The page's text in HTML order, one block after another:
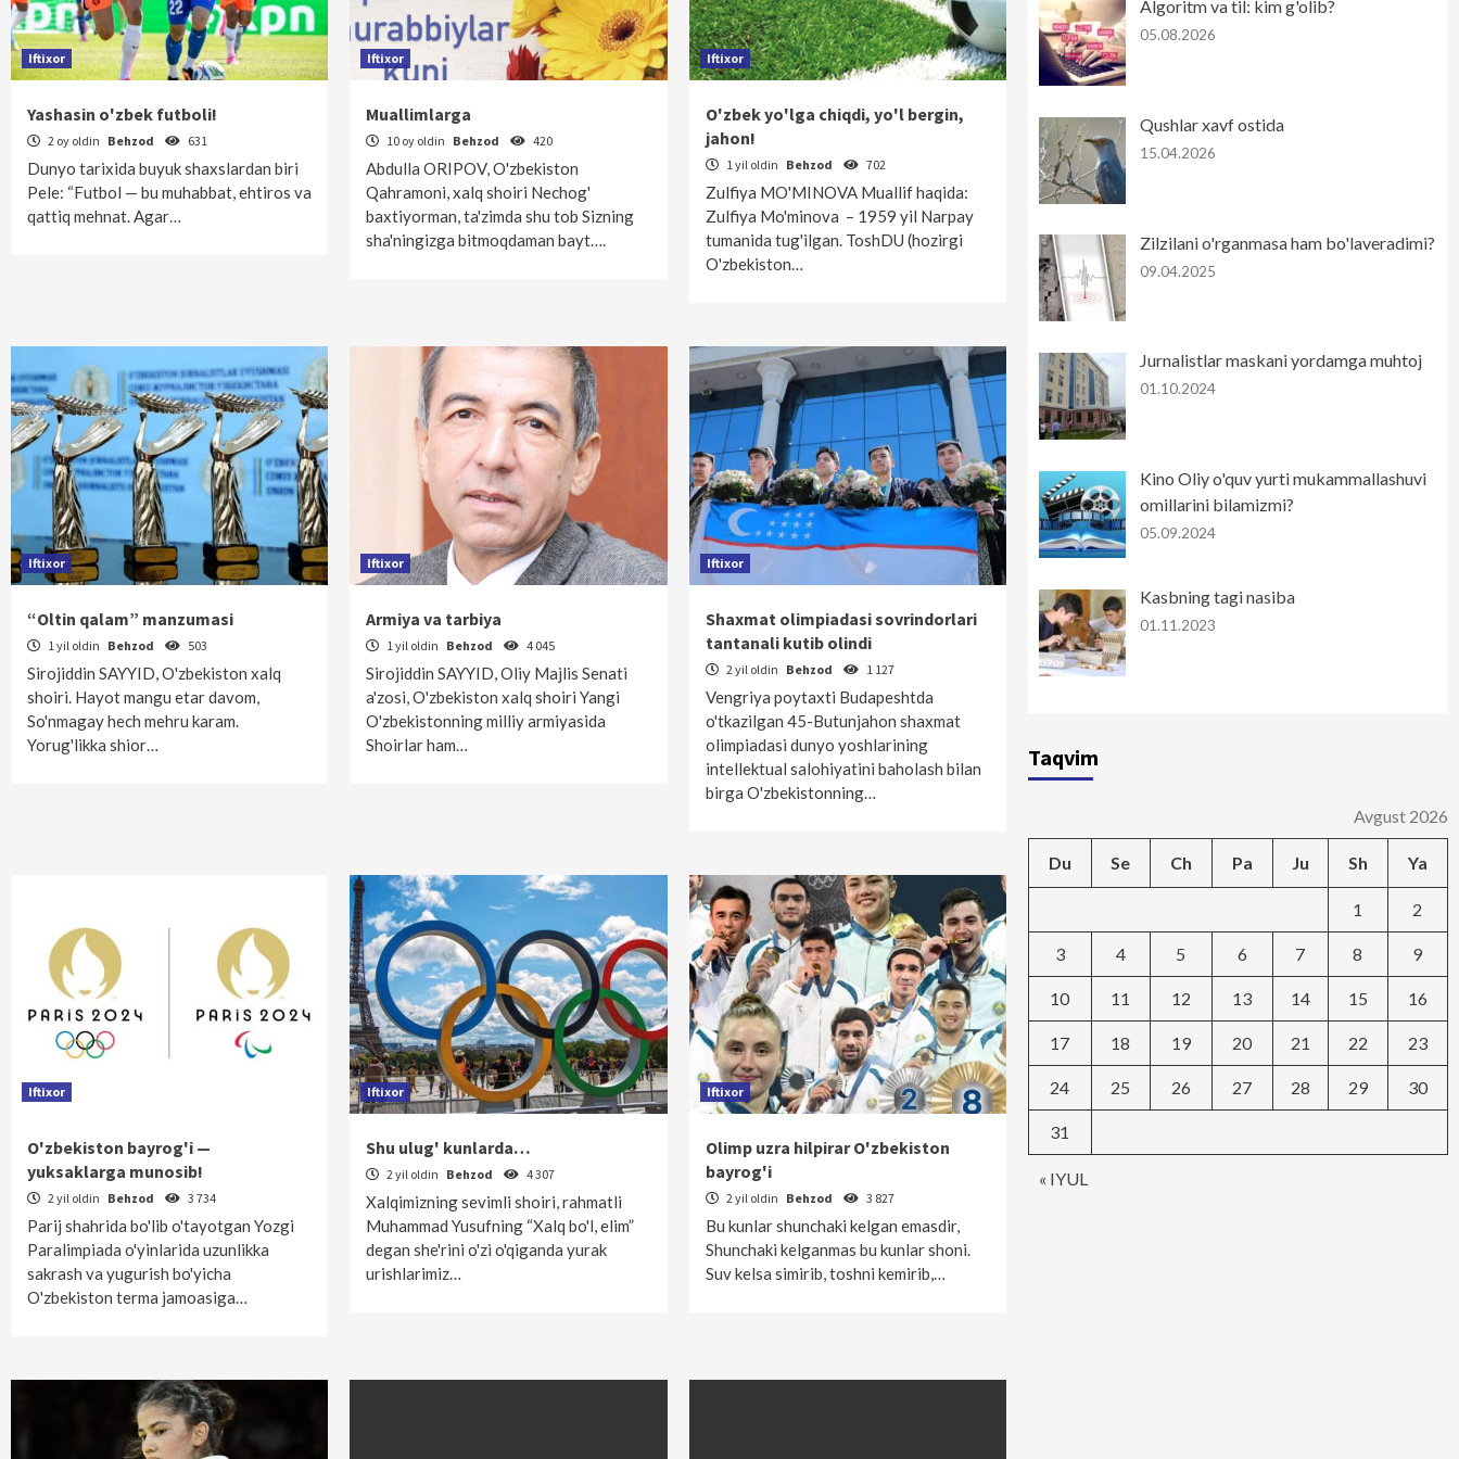
Iftixor
Yashasin o'zbek futboli!
2 oy oldin Behzod 631
Dunyo tarixida buyuk shaxslardan biri
Pele: “Futbol — bu muhabbat, ehtiros va
qattiq mehnat. Agar…
Iftixor
Muallimlarga
10 oy oldin Behzod 420
Abdulla ORIPOV, O'zbekiston
Qahramoni, xalq shoiri Nechog'
baxtiyorman, ta'zimda shu tob Sizning
sha'ningizga bitmoqdaman bayt….
Iftixor
O'zbek yo'lga chiqdi, yo'l bergin,
jahon!
1 yil oldin Behzod 702
Zulfiya MO'MINOVA Muallif haqida:
Zulfiya Mo'minova – 1959 yil Narpay
tumanida tug'ilgan. ToshDU (hozirgi
O'zbekiston…
Iftixor
“Oltin qalam” manzumasi
1 yil oldin Behzod 503
Sirojiddin SAYYID, O'zbekiston xalq
shoiri. Hayot mangu etar davom,
So'nmagay hech mehru karam.
Yorug'likka shior…
Iftixor
Armiya va tarbiya
1 yil oldin Behzod 4 045
Sirojiddin SAYYID, Oliy Majlis Senati
a'zosi, O'zbekiston xalq shoiri Yangi
O'zbekistonning milliy armiyasida
Shoirlar ham…
Iftixor
Shaxmat olimpiadasi sovrindorlari
tantanali kutib olindi
2 yil oldin Behzod 1 127
Vengriya poytaxti Budapeshtda
o'tkazilgan 45-Butunjahon shaxmat
olimpiadasi dunyo yoshlarining
intellektual salohiyatini baholash bilan
birga O'zbekistonning…
Iftixor
O'zbekiston bayrog'i —
yuksaklarga munosib!
2 yil oldin Behzod 3 734
Parij shahrida bo'lib o'tayotgan Yozgi
Paralimpiada o'yinlarida uzunlikka
sakrash va yugurish bo'yicha
O'zbekiston terma jamoasiga…
Iftixor
Shu ulug' kunlarda…
2 yil oldin Behzod 4 307
Xalqimizning sevimli shoiri, rahmatli
Muhammad Yusufning “Xalq bo'l, elim”
degan she'rini o'zi o'qiganda yurak
urishlarimiz…
Iftixor
Olimp uzra hilpirar O'zbekiston
bayrog'i
2 yil oldin Behzod 3 827
Bu kunlar shunchaki kelgan emasdir,
Shunchaki kelganmas bu kunlar shoni.
Suv kelsa simirib, toshni kemirib,…
Algoritm va til: kim g'olib?
05.08.2026
Qushlar xavf ostida
15.04.2026
Zilzilani o'rganmasa ham bo'laveradimi?
09.04.2025
Jurnalistlar maskani yordamga muhtoj
01.10.2024
Kino Oliy o'quv yurti mukammallashuvi
omillarini bilamizmi?
05.09.2024
Kasbning tagi nasiba
01.11.2023
Taqvim
Avgust 2026
Du Se Ch Pa Ju Sh Ya
« IYUL
1 2
3 4 5 6 7 8 9
10 11 12 13 14 15 16
17 18 19 20 21 22 23
24 25 26 27 28 29 30
31